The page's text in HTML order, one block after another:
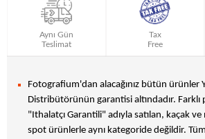
Aynı Gün
Teslimat
Tax
Free
Fotografium'dan alacağınız bütün ürünler
Distribütörünün garantisi altındadır.
"Ithalatçı Garantili" adıyla satılan, kaçak
spot ürünlerle aynı kategoride değildir.